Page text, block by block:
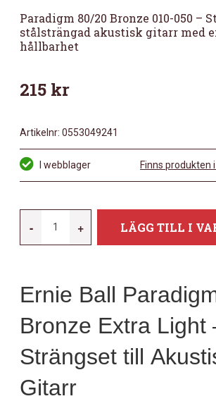
Paradigm 80/20 Bronze 010-050 –
stålsträngad akustisk gitarr med
hållbarhet
215 kr
Artikelnr: 0553049241
I webblager Finns produkten
-
PARADIGM
X-
LIGHT-
MÄNGD
+ LÄGG TILL I
Ernie Ball
Bronze Extra Light
Strängset till
Gitarr